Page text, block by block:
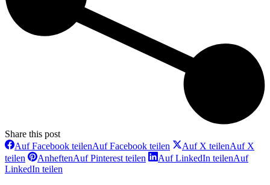
Share this post
Auf Facebook teilenAuf Facebook teilen Auf X teilenAuf X
teilen
AnheftenAuf Pinterest teilen Auf LinkedIn teilenAuf
LinkedIn teilen